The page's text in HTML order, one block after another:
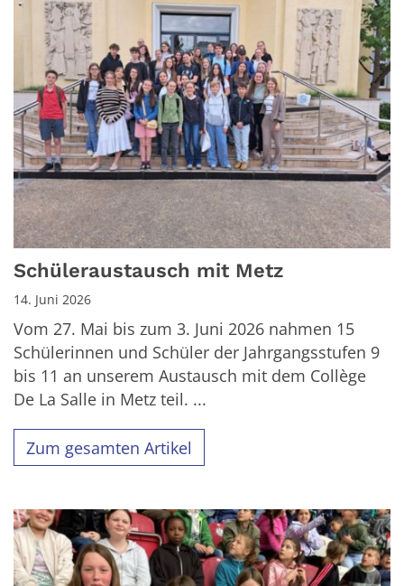
Schüleraustausch mit Metz
14. Juni 2026
Vom 27. Mai bis zum 3. Juni 2026 nahmen 15
Schülerinnen und Schüler der Jahrgangsstufen 9
bis 11 an unserem Austausch mit dem Collège
De La Salle in Metz teil. ...
Zum gesamten Artikel